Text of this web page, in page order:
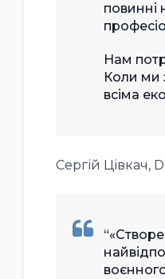
повинні
Нам
Коли ми
всіма
Сергій Цівкач,